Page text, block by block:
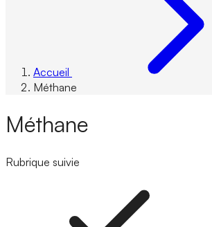
Accueil
Méthane
Méthane
Rubrique suivie